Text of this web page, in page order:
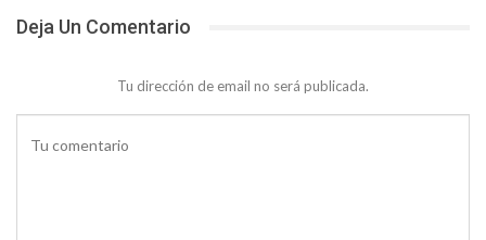
Deja Un Comentario
Tu dirección de email no será publicada.